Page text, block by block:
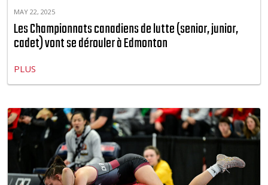
MAY 22, 2025
Les Championnats canadiens de lutte (senior, junior,
cadet) vont se dérouler à Edmonton
PLUS